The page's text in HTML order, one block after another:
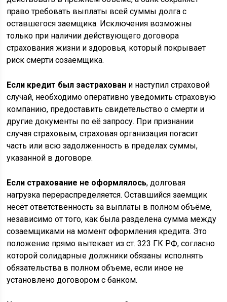
право требовать выплаты всей суммы долга с
оставшегося заемщика. Исключения возможны
только при наличии действующего договора
страхования жизни и здоровья, который покрывает
риск смерти созаемщика.
Если кредит был застрахован и наступил страховой
случай, необходимо оперативно уведомить страховую
компанию, предоставить свидетельство о смерти и
другие документы по её запросу. При признании
случая страховым, страховая организация погасит
часть или всю задолженность в пределах суммы,
указанной в договоре.
Если страхование не оформлялось, долговая
нагрузка перераспределяется. Оставшийся заемщик
несёт ответственность за выплаты в полном объёме,
независимо от того, как была разделена сумма между
созаемщиками на момент оформления кредита. Это
положение прямо вытекает из ст. 323 ГК РФ, согласно
которой солидарные должники обязаны исполнять
обязательства в полном объеме, если иное не
установлено договором с банком.